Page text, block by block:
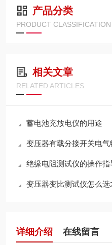
产品分类
PRODUCT CLASSIFICATION
相关文章
RELATED ARTICLES
蓄电池充放电仪的用途
变压器有载分接开关电
绝缘电阻测试仪的操作指
变压器变比测试仪怎么选才不
详细介绍 在线留言